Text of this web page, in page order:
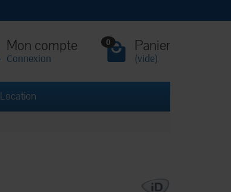
Mon compte
Connexion
0 Panier
(vide)
Location